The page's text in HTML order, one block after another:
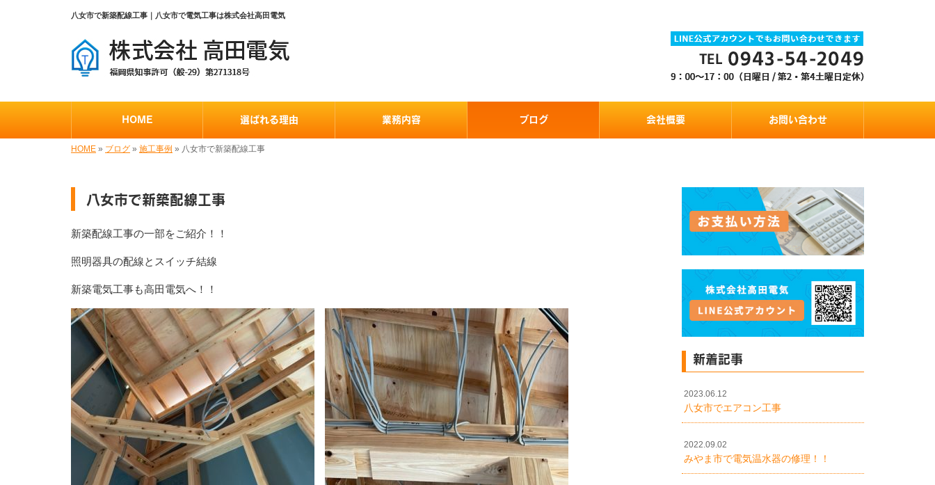
八女市で新築配線工事｜八女市で電気工事は株式会社高田電気
HOME 選ばれる理由 業務内容 ブログ 会社概要 お問い合わせ
HOME » ブログ » 施工事例 » 八女市で新築配線工事
八女市で新築配線工事
新築配線工事の一部をご紹介！！
照明器具の配線とスイッチ結線
新築電気工事も高田電気へ！！
新着記事
2023.06.12
八女市でエアコン工事
2022.09.02
みやま市で電気温水器の修理！！